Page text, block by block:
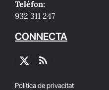
Telèfon:
932 311 247
CONNECTA
X
RSS
Política de privacitat